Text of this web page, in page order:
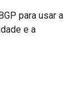
para usar a
e a